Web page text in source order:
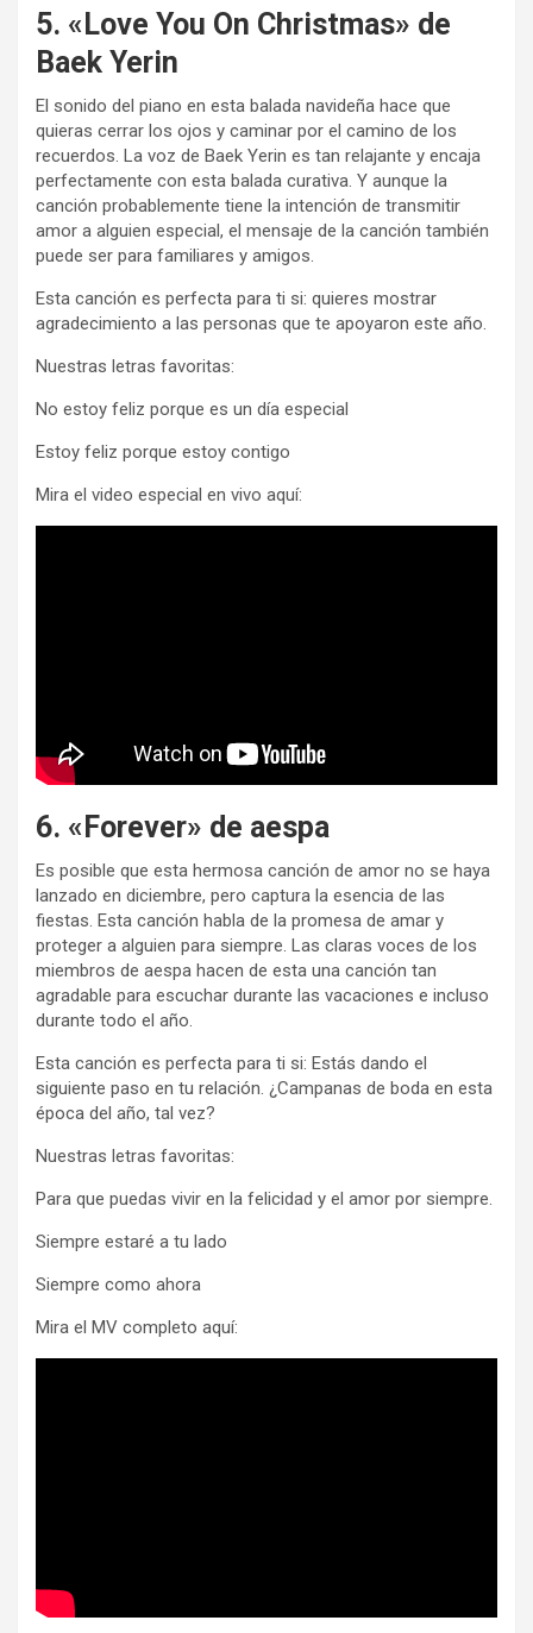
5. «Love You On Christmas» de
Baek Yerin
El sonido del piano en esta balada navideña hace que
quieras cerrar los ojos y caminar por el camino de los
recuerdos. La voz de Baek Yerin es tan relajante y encaja
perfectamente con esta balada curativa. Y aunque la
canción probablemente tiene la intención de transmitir
amor a alguien especial, el mensaje de la canción también
puede ser para familiares y amigos.
Esta canción es perfecta para ti si: quieres mostrar
agradecimiento a las personas que te apoyaron este año.
Nuestras letras favoritas:
No estoy feliz porque es un día especial
Estoy feliz porque estoy contigo
Mira el video especial en vivo aquí:
6. «Forever» de aespa
Es posible que esta hermosa canción de amor no se haya
lanzado en diciembre, pero captura la esencia de las
fiestas. Esta canción habla de la promesa de amar y
proteger a alguien para siempre. Las claras voces de los
miembros de aespa hacen de esta una canción tan
agradable para escuchar durante las vacaciones e incluso
durante todo el año.
Esta canción es perfecta para ti si: Estás dando el
siguiente paso en tu relación. ¿Campanas de boda en esta
época del año, tal vez?
Nuestras letras favoritas:
Para que puedas vivir en la felicidad y el amor por siempre.
Siempre estaré a tu lado
Siempre como ahora
Mira el MV completo aquí: